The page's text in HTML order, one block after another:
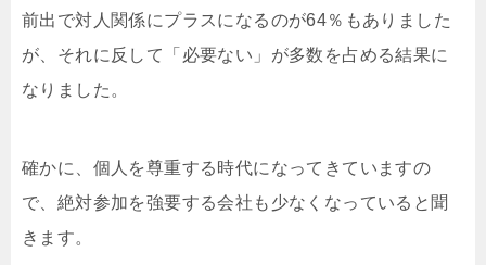
前出で対人関係にプラスになるのが64％もありました
が、それに反して「必要ない」が多数を占める結果に
なりました。
確かに、個人を尊重する時代になってきていますの
で、絶対参加を強要する会社も少なくなっていると聞
きます。